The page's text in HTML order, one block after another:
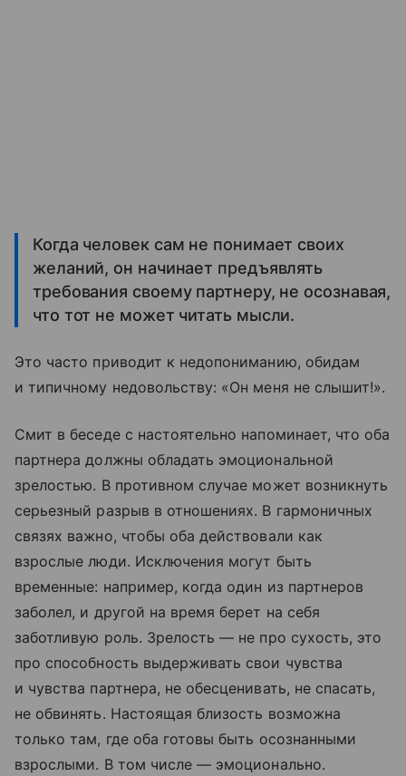
Когда человек сам не понимает своих
желаний, он начинает предъявлять
требования своему партнеру, не осознавая,
что тот не может читать мысли.
Это часто приводит к недопониманию, обидам
и типичному недовольству: «Он меня не слышит!».
Смит в беседе с настоятельно напоминает, что оба
партнера должны обладать эмоциональной
зрелостью. В противном случае может возникнуть
серьезный разрыв в отношениях. В гармоничных
связях важно, чтобы оба действовали как
взрослые люди. Исключения могут быть
временные: например, когда один из партнеров
заболел, и другой на время берет на себя
заботливую роль. Зрелость — не про сухость, это
про способность выдерживать свои чувства
и чувства партнера, не обесценивать, не спасать,
не обвинять. Настоящая близость возможна
только там, где оба готовы быть осознанными
взрослыми. В том числе — эмоционально.